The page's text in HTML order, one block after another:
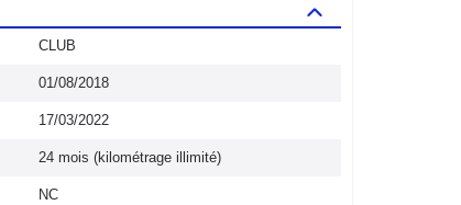
CLUB
01/08/2018
17/03/2022
24 mois (kilométrage illimité)
NC